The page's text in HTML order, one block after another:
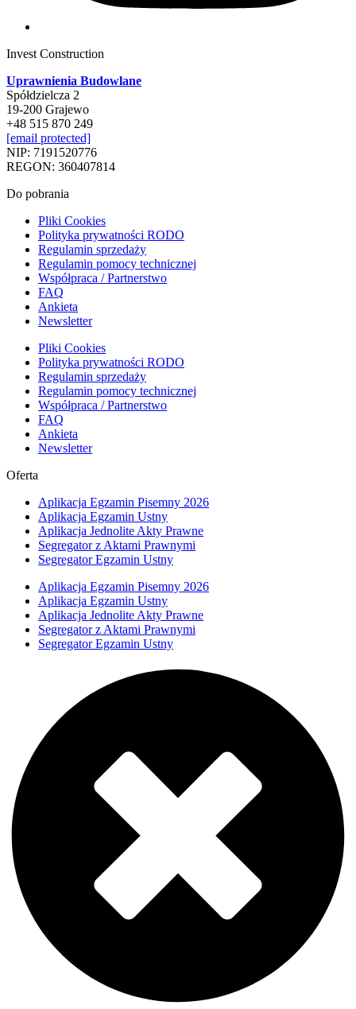
Invest Construction
Uprawnienia Budowlane
Spółdzielcza 2
19-200 Grajewo
+48 515 870 249
[email protected]
NIP: 7191520776
REGON: 360407814
Do pobrania
Pliki Cookies
Polityka prywatności RODO
Regulamin sprzedaży
Regulamin pomocy technicznej
Współpraca / Partnerstwo
FAQ
Ankieta
Newsletter
Pliki Cookies
Polityka prywatności RODO
Regulamin sprzedaży
Regulamin pomocy technicznej
Współpraca / Partnerstwo
FAQ
Ankieta
Newsletter
Oferta
Aplikacja Egzamin Pisemny 2026
Aplikacja Egzamin Ustny
Aplikacja Jednolite Akty Prawne
Segregator z Aktami Prawnymi
Segregator Egzamin Ustny
Aplikacja Egzamin Pisemny 2026
Aplikacja Egzamin Ustny
Aplikacja Jednolite Akty Prawne
Segregator z Aktami Prawnymi
Segregator Egzamin Ustny